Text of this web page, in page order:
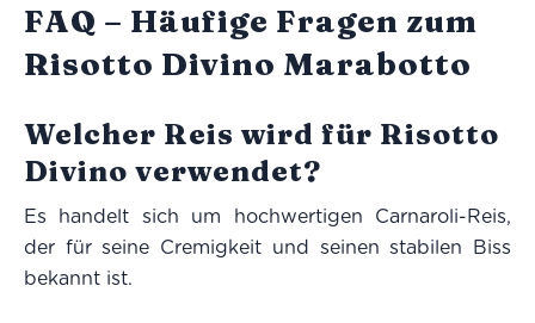
FAQ – Häufige Fragen zum
Risotto Divino Marabotto
Welcher Reis wird für Risotto
Divino verwendet?
Es handelt sich um hochwertigen Carnaroli-Reis,
der für seine Cremigkeit und seinen stabilen Biss
bekannt ist.